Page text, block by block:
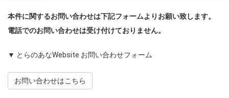
本件に関するお問い合わせは下記フォームよりお願い致します。
電話でのお問い合わせは受け付けておりません。
▼ とらのあなWebsite お問い合わせフォーム
お問い合わせはこちら